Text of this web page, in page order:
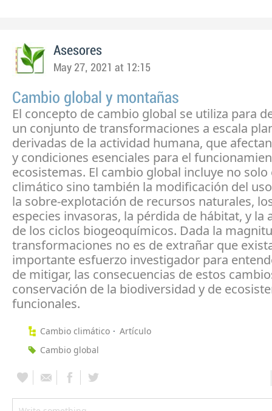
Asesores
May 27, 2021 at 12:15
Cambio global y montañas
El concepto de cambio global se utiliza para
un conjunto de transformaciones a escala
derivadas de la actividad humana, que
y condiciones esenciales para el
ecosistemas. El cambio global incluye no
climático sino también la modificación del
la sobre-explotación de recursos naturales,
especies invasoras, la pérdida de hábitat, y la
de los ciclos biogeoquímicos. Dada la
transformaciones no es de extrañar que
importante esfuerzo investigador para
de mitigar, las consecuencias de estos
conservación de la biodiversidad y de
funcionales.
Cambio climático
Artículo
Cambio global